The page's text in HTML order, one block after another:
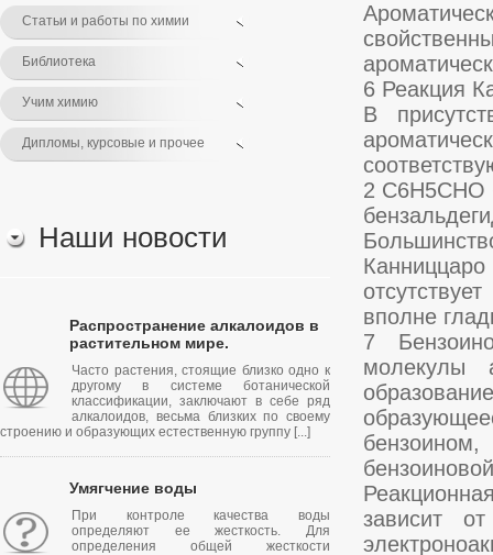
Статьи и работы по химии
Библиотека
Учим химию
Дипломы, курсовые и прочее
Наши новости
Распространение алкалоидов в
растительном мире.
Часто растения, стоящие близко одно к
другому в системе ботанической
классификации, заключают в себе ряд
алкалоидов, весьма близких по своему
строению и образующих естественную группу [...]
Умягчение воды
При контроле качества воды
определяют ее жесткость. Для
определения общей жесткости
6 Реакция
В
2
вполне
7
молекулы
зависит